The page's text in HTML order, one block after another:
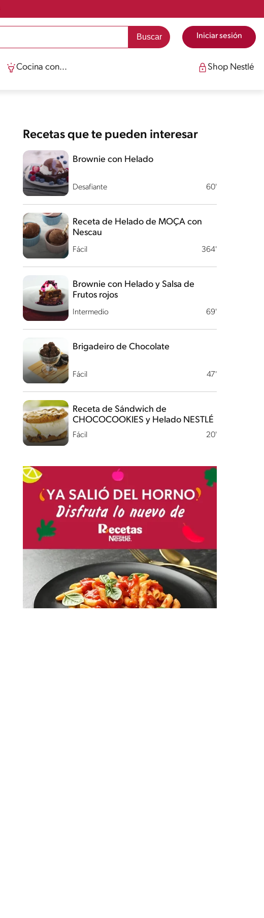
Iniciar sesión
Cocina con... Shop Nestlé
Recetas que te pueden interesar
Desafiante 60'
Brownie con Helado
Fácil 364'
Receta de Helado de MOÇA con
Nescau
Intermedio 69'
Brownie con Helado y Salsa de
Frutos rojos
Fácil 47'
Brigadeiro de Chocolate
Fácil 20'
Receta de Sándwich de
CHOCOCOOKIES y Helado NESTLÉ